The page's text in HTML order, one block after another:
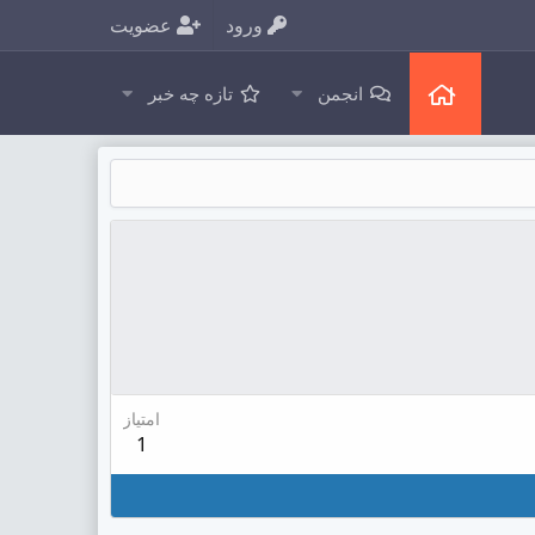
ورود عضویت
انجمن تازه چه خبر
امتیاز
1